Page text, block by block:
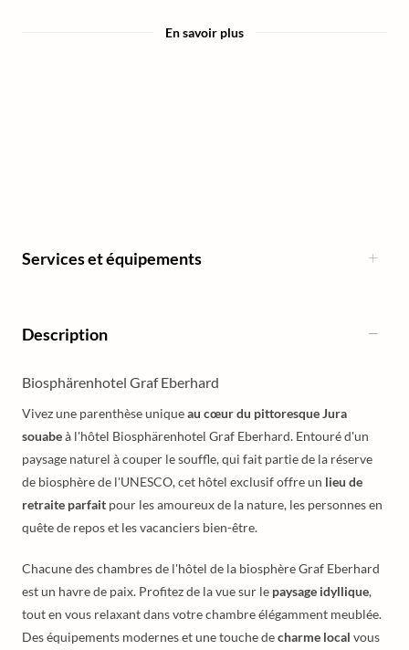
En savoir plus
Services et équipements
Description
Biosphärenhotel Graf Eberhard
Vivez une parenthèse uniqueau cœur du pittoresque Jura
souabeà l'hôtel Biosphärenhotel Graf Eberhard. Entouré d'un
paysage naturel à couper le souffle, qui fait partie de la réserve
de biosphère de l'UNESCO, cet hôtel exclusif offre un lieu de
retraite parfait pour les amoureux de la nature, les personnes en
quête de repos et les vacanciers bien-être.
Chacune des chambres de l'hôtel de la biosphère Graf Eberhard
est un havre de paix. Profitez de la vue sur le paysage idyllique,
tout en vous relaxant dans votre chambre élégamment meublée.
Des équipements modernes et une touche decharme local vous